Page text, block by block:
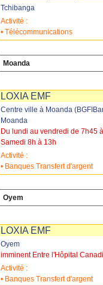
Tchibanga
Activité :
• Télécommunications
Moanda
LOXIA EMF
Centre ville à Moanda
Moanda
Du lundi au vendredi de 7h45
Samedi 8h à 13h
Activité :
• Banques Transfert d'argent
Oyem
LOXIA EMF
Oyem
imminent Entre l'Hôpital
Activité :
• Banques Transfert d'argent